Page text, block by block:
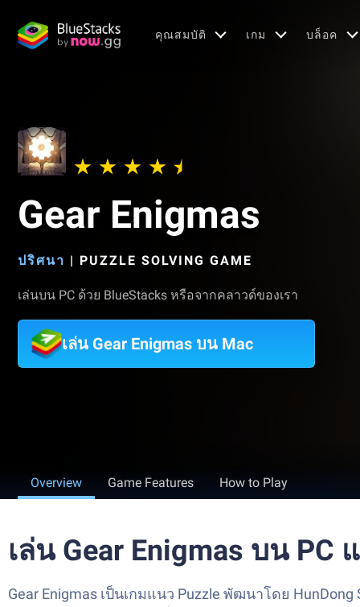
คุณสมบัติ เกม บล็อค
Gear Enigmas
ปริศนา | PUZZLE SOLVING GAME
เล่นบน PC ด้วย BlueStacks หรือจากคลาวด์ของเรา
เล่น Gear Enigmas บน Mac
Overview Game Features How to Play
เล่น Gear Enigmas บน PC
Gear Enigmas เป็นเกมแนว Puzzle พัฒนาโดย